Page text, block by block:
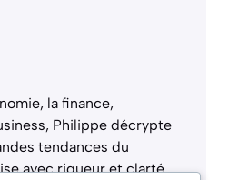
la finance,
Philippe décrypte
tendances du
avec rigueur et clarté.